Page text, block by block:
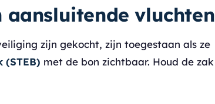
vluchten
zijn gekocht, zijn toegestaan als ze
(STEB) met de bon zichtbaar. Houd de zak